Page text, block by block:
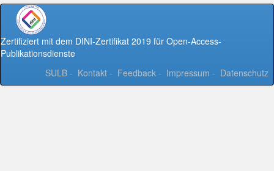
Zertifiziert mit dem DINI-Zertifikat 2019 für Open-Access-
Publikationsdienste
SULB - Kontakt - Feedback - Impressum - Datenschutz